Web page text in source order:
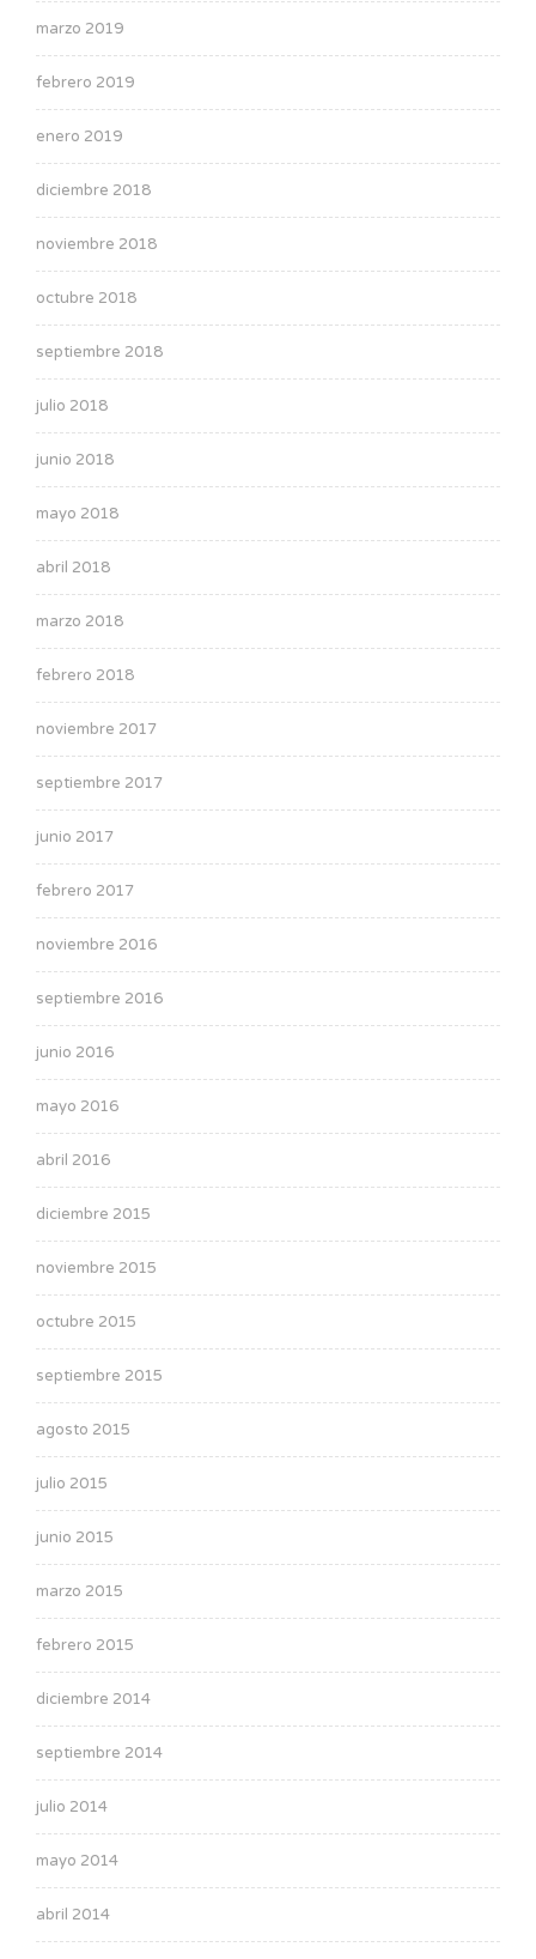
marzo 2019
febrero 2019
enero 2019
diciembre 2018
noviembre 2018
octubre 2018
septiembre 2018
julio 2018
junio 2018
mayo 2018
abril 2018
marzo 2018
febrero 2018
noviembre 2017
septiembre 2017
junio 2017
febrero 2017
noviembre 2016
septiembre 2016
junio 2016
mayo 2016
abril 2016
diciembre 2015
noviembre 2015
octubre 2015
septiembre 2015
agosto 2015
julio 2015
junio 2015
marzo 2015
febrero 2015
diciembre 2014
septiembre 2014
julio 2014
mayo 2014
abril 2014